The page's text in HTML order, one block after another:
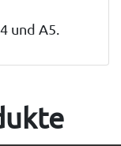
und A5.